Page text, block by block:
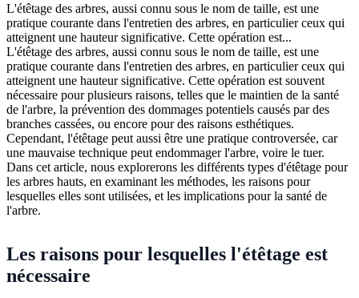
L'étêtage des arbres, aussi connu sous le nom de taille, est une
pratique courante dans l'entretien des arbres, en particulier ceux qui
atteignent une hauteur significative. Cette opération est...
L'étêtage des arbres, aussi connu sous le nom de taille, est une
pratique courante dans l'entretien des arbres, en particulier ceux qui
atteignent une hauteur significative. Cette opération est souvent
nécessaire pour plusieurs raisons, telles que le maintien de la santé
de l'arbre, la prévention des dommages potentiels causés par des
branches cassées, ou encore pour des raisons esthétiques.
Cependant, l'étêtage peut aussi être une pratique controversée, car
une mauvaise technique peut endommager l'arbre, voire le tuer.
Dans cet article, nous explorerons les différents types d'étêtage pour
les arbres hauts, en examinant les méthodes, les raisons pour
lesquelles elles sont utilisées, et les implications pour la santé de
l'arbre.
Les raisons pour lesquelles l'étêtage est
nécessaire